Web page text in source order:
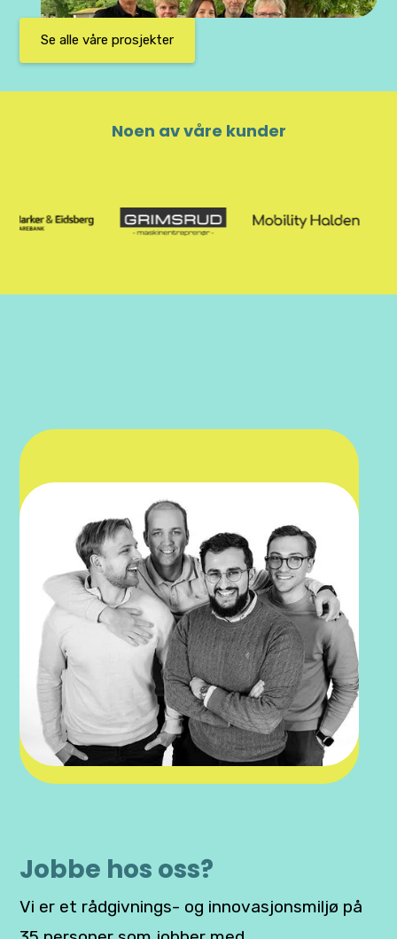
Se alle våre prosjekter
Noen av våre kunder
Jobbe hos oss?
Vi er et rådgivnings- og innovasjonsmiljø på